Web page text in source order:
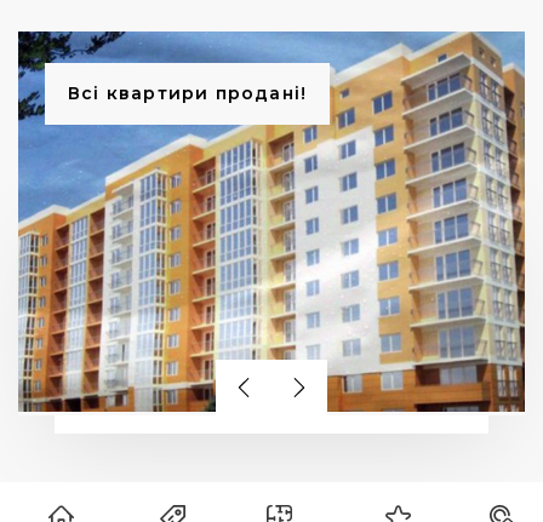
Всі квартири продані!